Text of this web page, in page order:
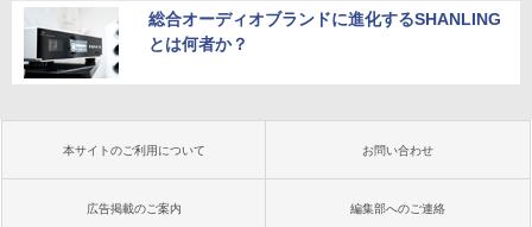
総合オーディオブランドに進化するSHANLING
とは何者か？
本サイトのご利用について お問い合わせ
広告掲載のご案内 編集部へのご連絡